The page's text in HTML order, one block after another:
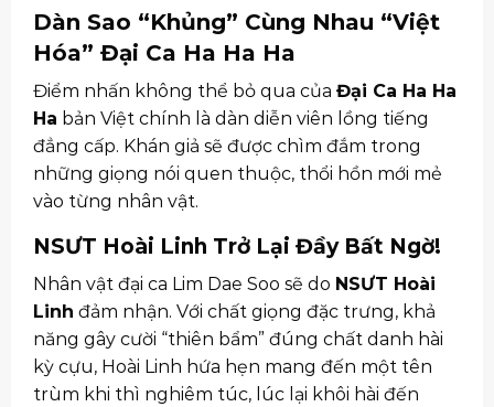
Dàn Sao “Khủng” Cùng Nhau “Việt
Hóa” Đại Ca Ha Ha Ha
Điểm nhấn không thể bỏ qua của Đại Ca Ha Ha
Ha bản Việt chính là dàn diễn viên lồng tiếng
đẳng cấp. Khán giả sẽ được chìm đắm trong
những giọng nói quen thuộc, thổi hồn mới mẻ
vào từng nhân vật.
NSƯT Hoài Linh Trở Lại Đầy Bất Ngờ!
Nhân vật đại ca Lim Dae Soo sẽ do NSƯT Hoài
Linh đảm nhận. Với chất giọng đặc trưng, khả
năng gây cười “thiên bẩm” đúng chất danh hài
kỳ cựu, Hoài Linh hứa hẹn mang đến một tên
trùm khi thì nghiêm túc, lúc lại khôi hài đến